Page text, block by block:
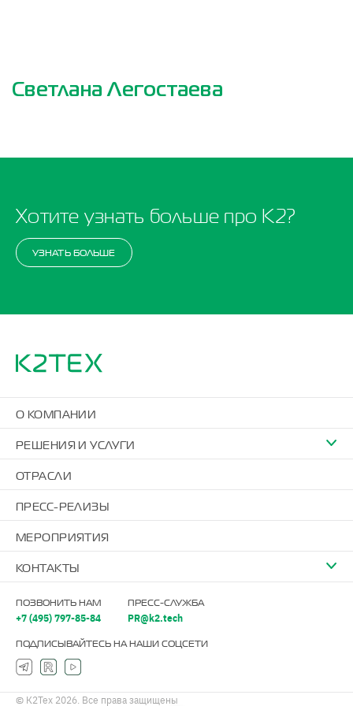
Светлана Легостаева
Хотите узнать больше про K2?
УЗНАТЬ БОЛЬШЕ
О КОМПАНИИ
РЕШЕНИЯ И УСЛУГИ
ОТРАСЛИ
ПРЕСС-РЕЛИЗЫ
МЕРОПРИЯТИЯ
КОНТАКТЫ
ПОЗВОНИТЬ НАМ
+7 (495) 797-85-84
ПРЕСС-СЛУЖБА
PR@k2.tech
ПОДПИСЫВАЙТЕСЬ НА НАШИ СОЦСЕТИ
© К2Тех 2026. Все права защищены